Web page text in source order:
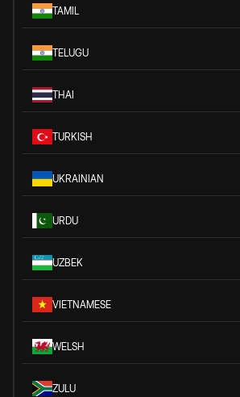
TAMIL
TELUGU
THAI
TURKISH
UKRAINIAN
URDU
UZBEK
VIETNAMESE
WELSH
ZULU